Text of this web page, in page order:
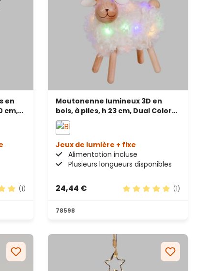
en
cm,
(1)
Moutonenne lumineux 3D en
bois, à piles, h 23 cm, Dual Color
MicroLED blanc chaud et
multicolore, usage intérieur
Jeux de lumière + fixe
Alimentation incluse
Plusieurs longueurs disponibles
24,44 €
(1)
78598